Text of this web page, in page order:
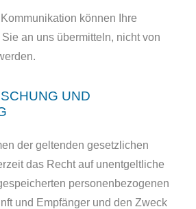
können Ihre
an uns übermitteln, nicht von
UND
der geltenden gesetzlichen
das Recht auf unentgeltliche
personenbezogenen
und Empfänger und den Zweck